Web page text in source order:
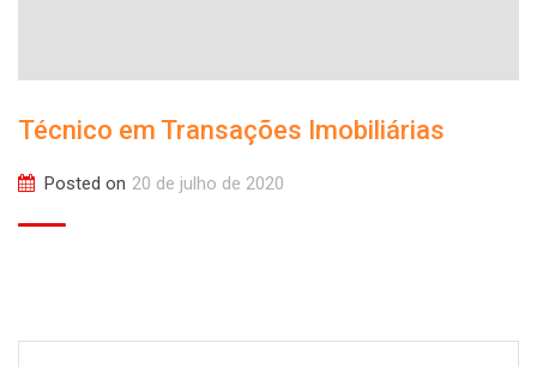
Técnico em Transações Imobiliárias
Posted on 20 de julho de 2020